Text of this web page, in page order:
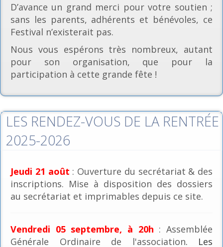
D’avance un grand merci pour votre soutien ;
sans les parents, adhérents et bénévoles, ce
Festival n’existerait pas.
Nous vous espérons très nombreux, autant
pour son organisation, que pour la
participation à cette grande fête !
LES RENDEZ-VOUS DE LA RENTRÉE
2025-2026
Jeudi 21 août : Ouverture du secrétariat & des
inscriptions. Mise à disposition des dossiers
au secrétariat et imprimables depuis ce site.
Vendredi 05 septembre, à 20h : Assemblée
Générale Ordinaire de l'association. Les